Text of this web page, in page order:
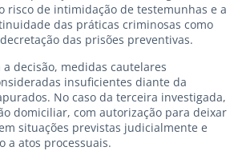
risco de intimidação de testemunhas e a
das práticas criminosas como
das prisões preventivas.
decisão, medidas cautelares
insuficientes diante da
No caso da terceira investigada,
domiciliar, com autorização para deixar
situações previstas judicialmente e
a atos processuais.